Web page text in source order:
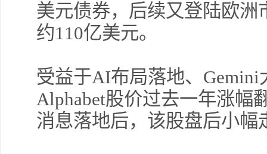
美元债券，后续又登陆欧
约110亿美元。
受益于AI布局落地、
Alphabet股价过去一年涨幅
消息落地后，该股盘后小幅